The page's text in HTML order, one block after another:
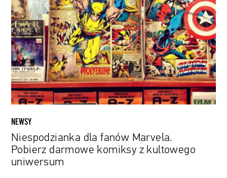
fanów
Marvela.
Pobierz
darmowe
komiksy
z
kultowego
uniwersum
NEWSY
Niespodzianka dla fanów Marvela.
Pobierz darmowe komiksy z kultowego
uniwersum